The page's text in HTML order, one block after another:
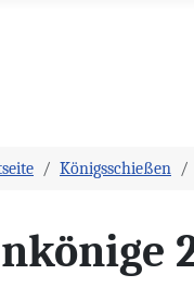
Königsschießen